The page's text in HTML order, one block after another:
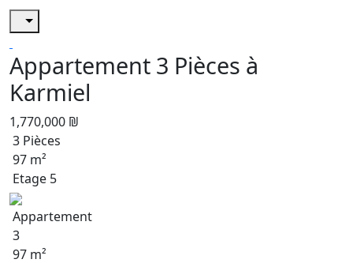
Appartement 3 Pièces à
Karmiel
1,770,000 ₪
3 Pièces
97 m²
Etage 5
Appartement
3
97 m²